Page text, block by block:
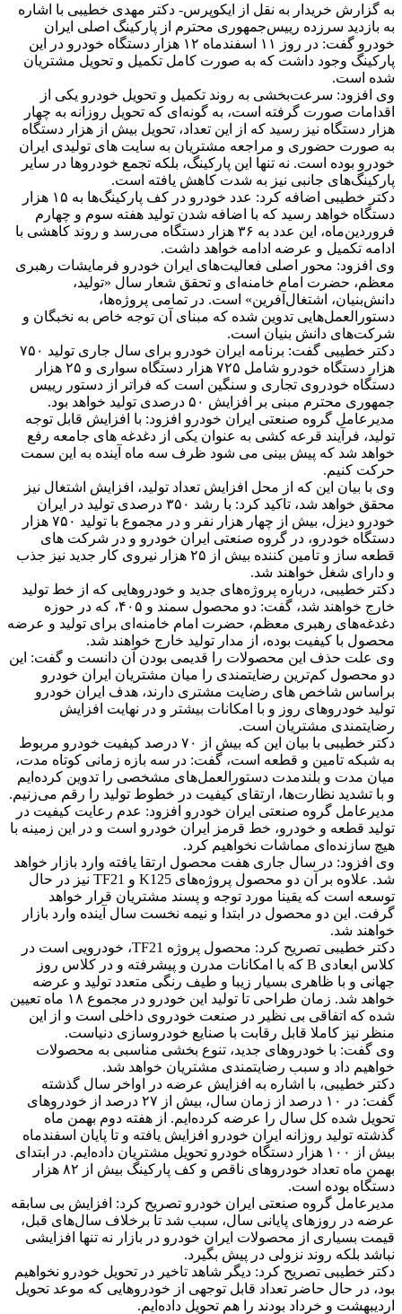
به گزارش خریدار به نقل از ایکوپرس- دکتر مهدی خطیبی با اشاره
به بازدید سرزده رییس‌جمهوری محترم از پارکینگ اصلی ایران
خودرو گفت: در روز ۱۱ اسفندماه ۱۲ هزار دستگاه خودرو در این
پارکینگ وجود داشت که به صورت کامل تکمیل و تحویل مشتریان
شده است.
وی افزود: سرعت‌بخشی به روند تکمیل و تحویل خودرو یکی از
اقدامات صورت گرفته است، به گونه‌ای که تحویل روزانه به چهار
هزار دستگاه نیز رسید که از این تعداد، تحویل بیش از هزار دستگاه
به صورت حضوری و مراجعه مشتریان به سایت های تولیدی ایران
خودرو بوده است. نه تنها این پارکینگ، بلکه تجمع خودروها در سایر
پارکینگ‌های جانبی نیز به شدت کاهش یافته است.
دکتر خطیبی اضافه کرد: عدد خودرو در کف پارکینگ‌ها به ۱۵ هزار
دستگاه خواهد رسید که با اضافه شدن تولید هفته سوم و چهارم
فروردین‌ماه، این عدد به ۳۶ هزار دستگاه می‌رسد و روند کاهشی با
ادامه تکمیل‌ و عرضه ادامه خواهد داشت.
وی افزود: محور اصلی فعالیت‌های ایران خودرو فرمایشات رهبری
معظم، حضرت امام خامنه‌ای و تحقق شعار سال «تولید،
دانش‌بنیان، اشتغال‌آفرین» است. در تمامی پروژه‌ها،
دستورالعمل‌هایی تدوین شده که مبنای آن توجه خاص به نخبگان و
شرکت‌های دانش بنیان است.
دکتر خطیبی گفت: برنامه ایران خودرو برای سال جاری تولید ۷۵۰
هزار دستگاه خودرو شامل ۷۲۵ هزار دستگاه سواری و ۲۵ هزار
دستگاه خودروی تجاری و سنگین است که فراتر از دستور رییس
جمهوری محترم مبنی بر افزایش ۵۰ درصدی تولید خواهد بود.
مدیرعامل گروه صنعتی ایران خودرو افزود: با افزایش قابل توجه
تولید، فرآیند قرعه کشی به عنوان یکی از دغدغه های جامعه رفع
خواهد شد که پیش بینی می شود ظرف سه ماه آینده به این سمت
حرکت کنیم.
وی با بیان این که از محل افزایش تعداد تولید، افزایش اشتغال نیز
محقق خواهد شد، تاکید کرد: با رشد ۳۵۰ درصدی تولید در ایران
خودرو دیزل، بیش از چهار هزار نفر و در مجموع با تولید ۷۵۰ هزار
دستگاه خودرو، در گروه صنعتی ایران خودرو و در شرکت های
قطعه ساز و تامین کننده بیش از ۲۵ هزار نیروی کار جدید نیز جذب
و دارای شغل خواهند شد.
دکتر خطیبی، درباره پروژه‌های جدید و خودروهایی که از خط تولید
خارج خواهند شد، گفت: دو محصول سمند و ۴۰۵، که در حوزه
دغدغه‌های رهبری معظم، حضرت امام خامنه‌ای برای تولید و عرضه
محصول با کیفیت بوده، از مدار تولید خارج خواهند شد.
وی علت حذف این محصولات را قدیمی بودن آن دانست و گفت: این
دو محصول کم‌ترین رضایتمندی را میان مشتریان ایران خودرو
براساس شاخص های رضایت مشتری دارند، هدف ایران خودرو
تولید خودروهای روز و با امکانات بیشتر و در نهایت افزایش
رضایتمندی مشتریان است.
دکتر خطیبی با بیان این که بیش از ۷۰ درصد کیفیت خودرو مربوط
به شبکه تامین و قطعه است، گفت: در سه بازه زمانی کوتاه مدت،
میان مدت و بلندمدت دستورالعمل‌های مشخصی را تدوین کرده‌ایم
و با تشدید نظارت‌ها، ارتقای کیفیت در خطوط تولید را رقم می‌زنیم.
مدیرعامل گروه صنعتی ایران خودرو افزود: عدم رعایت کیفیت در
تولید قطعه و خودرو، خط قرمز ایران خودرو است و در این زمینه با
هیچ سازنده‌‌ای مماشات نخواهیم کرد.
وی افزود: در سال جاری هفت محصول ارتقا یافته وارد بازار خواهد
شد. علاوه بر آن دو محصول پروژه‌های K125 و TF21 نیز در حال
توسعه است که یقینا مورد توجه و پسند مشتریان قرار خواهد
گرفت. این دو محصول در ابتدا و نیمه نخست سال آینده وارد بازار
خواهند شد.
دکتر خطیبی تصریح کرد: محصول پروژه TF21، خودرویی است در
کلاس ابعادی B که با امکانات مدرن و پیشرفته و در کلاس روز
جهانی و با ظاهری بسیار زیبا و طیف رنگی متعدد تولید و عرضه
خواهد شد. زمان طراحی تا تولید این خودرو در مجموع ۱۸ ماه تعیین
شده که اتفاقی بی نظیر در صنعت خودروی داخلی است و از این
منظر نیز کاملا قابل رقابت با صنایع خودروسازی دنیاست.
وی گفت: با خودروهای جدید، تنوع بخشی مناسبی به محصولات
خواهیم داد و سبب رضایتمندی مشتریان خواهد شد.
دکتر خطیبی، با اشاره به افزایش عرضه در اواخر سال گذشته
گفت: در ۱۰ درصد از زمان سال، بیش از ۲۷ درصد از خودروهای
تحویل شده کل سال را عرضه کرده‌ایم. از هفته دوم بهمن ماه
گذشته تولید روزانه ایران خودرو افزایش یافته و تا پایان اسفندماه
بیش از ۱۰۰ هزار دستگاه خودرو تحویل مشتریان داده‌ایم. در ابتدای
بهمن ماه تعداد خودروهای ناقص و کف پارکینگ بیش از ۸۲ هزار
دستگاه بوده است.
مدیرعامل گروه صنعتی ایران خودرو تصریح کرد: افزایش بی سابقه
عرضه در روزهای پایانی سال، سبب شد تا برخلاف سال‌های قبل،
قیمت بسیاری از محصولات ایران خودرو در بازار نه تنها افزایشی
نباشد بلکه روند نزولی در پیش بگیرد.
دکتر خطیبی تصریح کرد: دیگر شاهد تاخیر در تحویل خودرو نخواهیم
بود، در حال حاضر تعداد قابل توجهی از خودروهایی که موعد تحویل
اردیبهشت و خرداد بودند را هم تحویل داده‌ایم.